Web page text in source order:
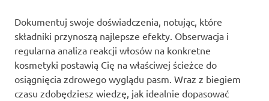
Dokumentuj swoje doświadczenia, notując, które
składniki przynoszą najlepsze efekty. Obserwacja i
regularna analiza reakcji włosów na konkretne
kosmetyki postawią Cię na właściwej ścieżce do
osiągnięcia zdrowego wyglądu pasm. Wraz z biegiem
czasu zdobędziesz wiedzę, jak idealnie dopasować